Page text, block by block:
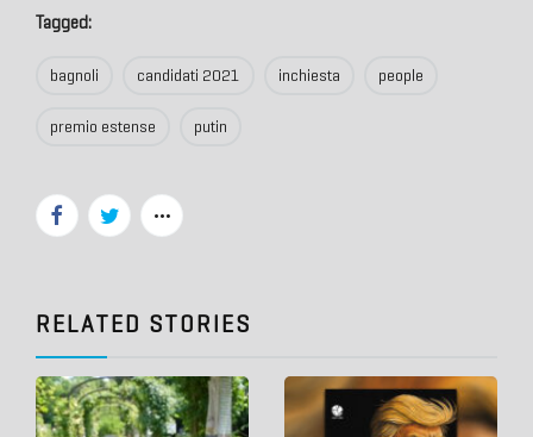
Tagged:
bagnoli candidati 2021 inchiesta people
premio estense putin
RELATED STORIES